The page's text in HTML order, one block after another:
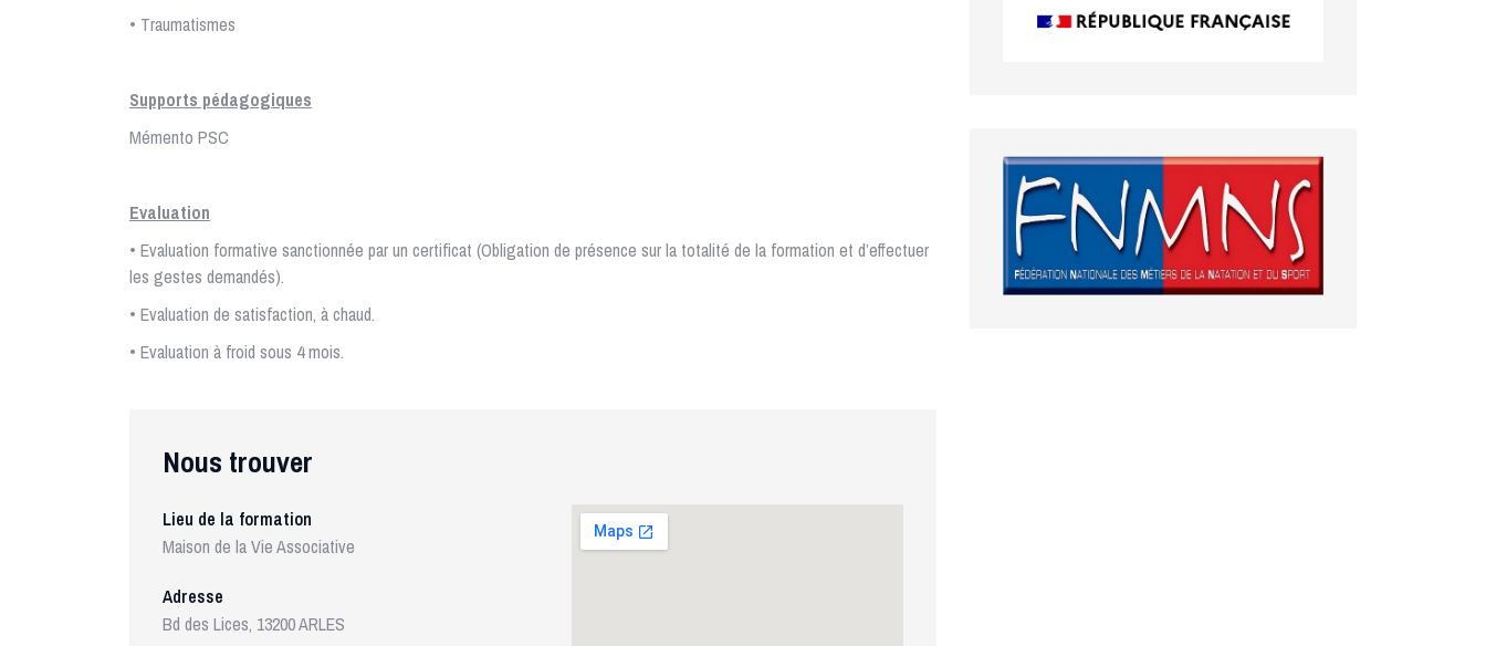
• Traumatismes
Supports pédagogiques
Mémento PSC
Evaluation
• Evaluation formative sanctionnée par un certificat (Obligation de présence sur la totalité de la formation et d’effectuer
les gestes demandés).
• Evaluation de satisfaction, à chaud.
• Evaluation à froid sous 4 mois.
Nous trouver
Lieu de la formation
Maison de la Vie Associative
Adresse
Bd des Lices, 13200 ARLES